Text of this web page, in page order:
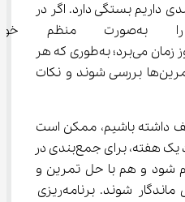
و هدفی که از جمع‌بندی داریم بستگی دارد. اگر در
طول ترم درس را به‌صورت
جمع‌بندی موثر بین ۳ تا ۵ روز زمان می‌برد؛ به‌طوری که هر
روز چند درس مرور شود، تمرین‌ها بررسی شوند و نکات
داشته باشیم، ممکن است
لازم باشد زمان بیشتری، حدود یک هفته، برای جمع‌بندی در
شود و هم با حل تمرین و
نمونه سوال، مطالب به‌خوبی ماندگار شوند. برنامه‌ریزی